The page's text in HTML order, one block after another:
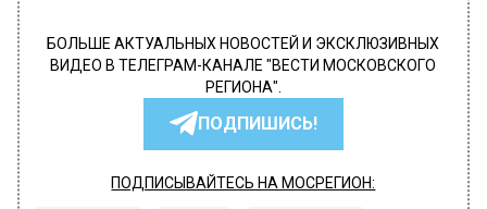
БОЛЬШЕ АКТУАЛЬНЫХ НОВОСТЕЙ И ЭКСКЛЮЗИВНЫХ
ВИДЕО В ТЕЛЕГРАМ-КАНАЛЕ "ВЕСТИ МОСКОВСКОГО
РЕГИОНА".
ПОДПИШИСЬ!
ПОДПИСЫВАЙТЕСЬ НА МОСРЕГИОН: